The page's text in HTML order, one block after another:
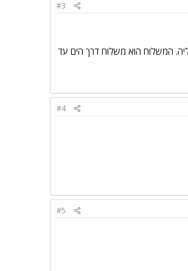
#3
המשלוח הוא משלוח דרך הים עד
#4
#5